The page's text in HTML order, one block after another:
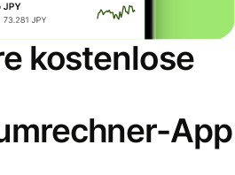
kostenlose
App